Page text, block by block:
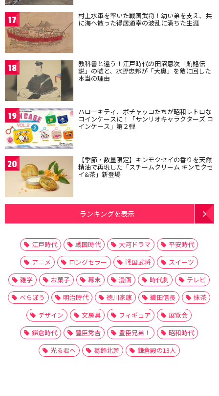
17 村上水軍を率いた戦国武将！幼い弟を支え、共
に海へ散った得居通幸の波乱に満ちた生涯
18 教科書と違う！江戸時代の田沼意次「賄賂伝
説」の嘘と、水野忠邦が「大奥」を敵に回した
本当の理由
19 ハローキティ、ポチャッコたちが昭和レトロな
コインケースに！「サンリオキャラクターズ コ
インケース」第２弾
20 【季節・数量限定】キンモクセイの香りを天然
精油で再現した「スチームクリーム キンモクセ
イ&茶」新登場
ランキングを表示
江戸時代 戦国時代 大河ドラマ
平安時代
アニメ
ロングセラー 戦国武将
スイーツ
雑学
お菓子 幕末 漫画 時代劇
テレビ
べらぼう
明治時代 徳川家康 織田信長
抹茶
デザイン
文房具 フィギュア
展覧会
鎌倉時代
豊臣秀吉 豊臣兄弟！
昭和時代
光る君へ
葛飾北斎 鎌倉殿の13人